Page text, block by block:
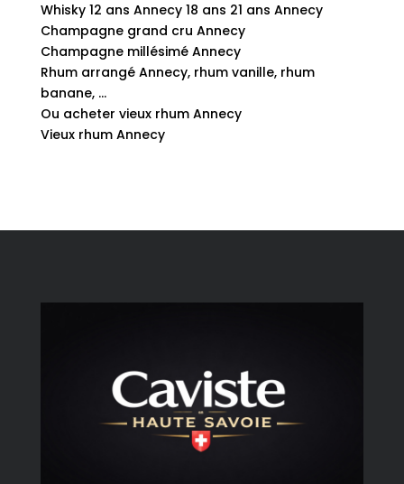
Whisky 12 ans Annecy 18 ans 21 ans Annecy
Champagne grand cru Annecy
Champagne millésimé Annecy
Rhum arrangé Annecy, rhum vanille, rhum
banane, …
Ou acheter vieux rhum Annecy
Vieux rhum Annecy